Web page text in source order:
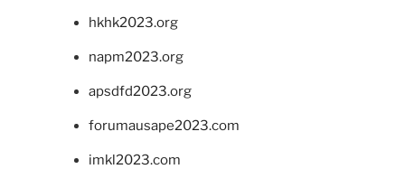
hkhk2023.org
napm2023.org
apsdfd2023.org
forumausape2023.com
imkl2023.com